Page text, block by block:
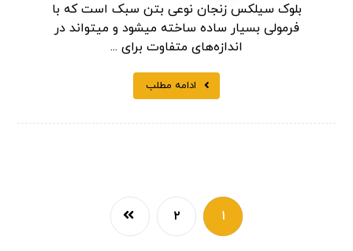
بلوک سیلکس زنجان نوعی بتن سبک است که با
فرمولی بسیار ساده ساخته میشود و میتواند در
اندازه‌های متفاوت برای ...
ادامه مطلب
۱ ۲